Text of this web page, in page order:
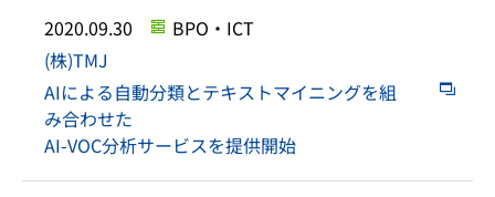
2020.09.30
BPO・ICT
(株)TMJ
AIによる自動分類とテキストマイニングを組
み合わせた
AI-VOC分析サービスを提供開始